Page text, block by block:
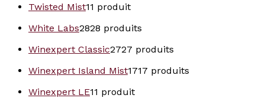
Twisted Mist11 produit
White Labs2828 produits
Winexpert Classic2727 produits
Winexpert Island Mist1717 produits
Winexpert LE11 produit